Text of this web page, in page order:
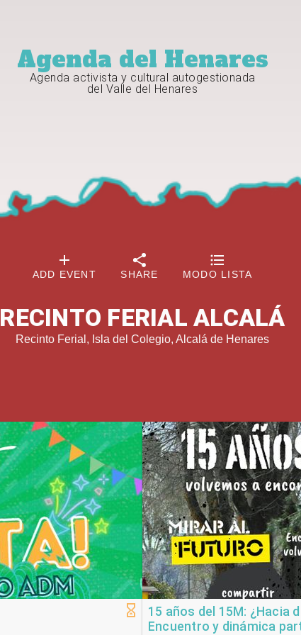
Agenda del Henares
Agenda activista y cultural autogestionada
del Valle del Henares
ADD EVENT SHARE MODO LISTA
RECINTO FERIAL ALCALÁ
Recinto Ferial, Isla del Colegio, Alcalá de Henares
15 años del 15M: ¿Hacia
Encuentro y dinámica